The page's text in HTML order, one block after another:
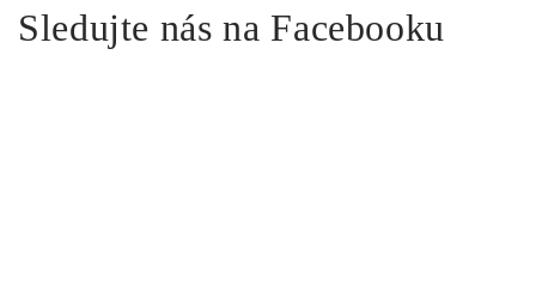
Sledujte nás na Facebooku